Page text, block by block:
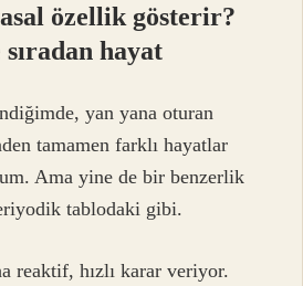
özellik gösterir?
hayat
yan yana oturan
tamamen farklı hayatlar
Ama yine de bir benzerlik
tablodaki gibi.
reaktif, hızlı karar veriyor.